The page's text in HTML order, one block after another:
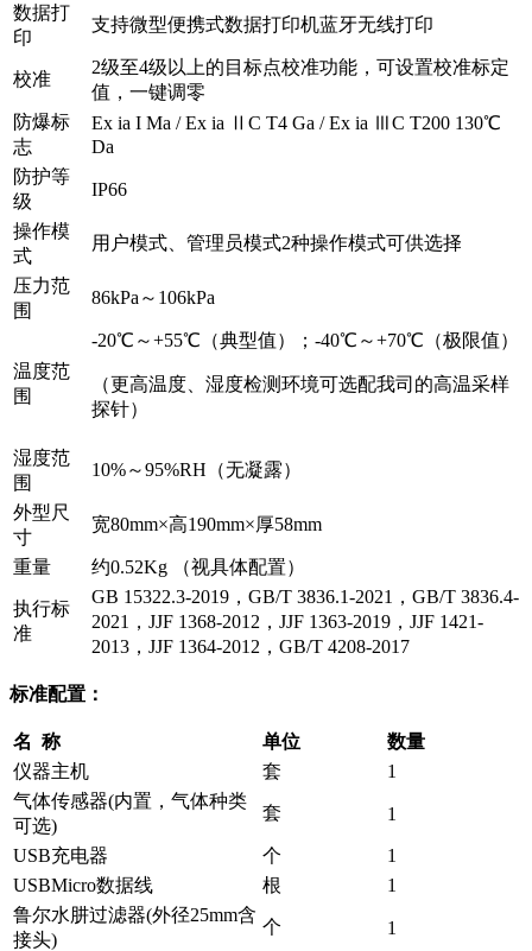
数据打
印
支持微型便携式数据打印机蓝牙无线打印
校准
2级至4级以上的目标点校准功能，可设置校准标定
值，一键调零
防爆标
志
Ex ia I Ma / Ex ia ⅡC T4 Ga / Ex ia ⅢC T200 130℃
Da
防护等
级
IP66
操作模
式
用户模式、管理员模式2种操作模式可供选择
压力范
围
86kPa～106kPa
温度范
围
-20℃～+55℃（典型值）；-40℃～+70℃（极限值）
（更高温度、湿度检测环境可选配我司的高温采样
探针）
湿度范
围
10%～95%RH（无凝露）
外型尺
寸
宽80mm×高190mm×厚58mm
重量 约0.52Kg （视具体配置）
执行标
准
GB 15322.3-2019，GB/T 3836.1-2021，GB/T 3836.4-
2021，JJF 1368-2012，JJF 1363-2019，JJF 1421-
2013，JJF 1364-2012，GB/T 4208-2017
标准配置：
名 称 单位
数量
仪器主机
套
1
气体传感器(内置，气体种类
可选)
套 1
USB充电器 个
1
USBMicro数据线
根
1
鲁尔水肼过滤器(外径25mm含
接头)
个 1